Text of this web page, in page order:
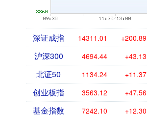
深证成指 14311.01 +200.89
沪深300 4694.44 +43.13
北证50 1134.24 +11.37
创业板指 3563.12 +47.56
基金指数 7242.10 +12.30